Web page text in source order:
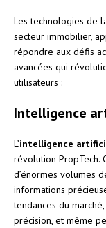
Les technologies de
secteur immobilier,
répondre aux défis
avancées qui
utilisateurs :
Intelligence
L’intelligence
révolution PropTech.
d’énormes volumes
informations
tendances du
précision, et même